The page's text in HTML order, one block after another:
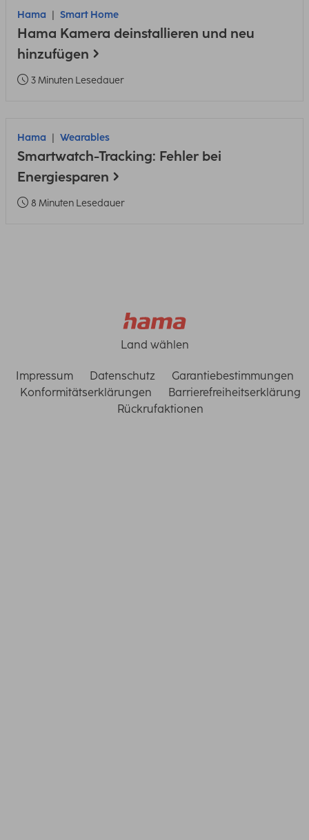
Hama Smart Home
Hama Kamera deinstallieren und neu
hinzufügen
3 Minuten Lesedauer
Hama Wearables
Smartwatch-Tracking: Fehler bei
Energiesparen
8 Minuten Lesedauer
Land wählen
Impressum Datenschutz
Garantiebestimmungen
Konformitätserklärungen
Barrierefreiheitserklärung
Rückrufaktionen